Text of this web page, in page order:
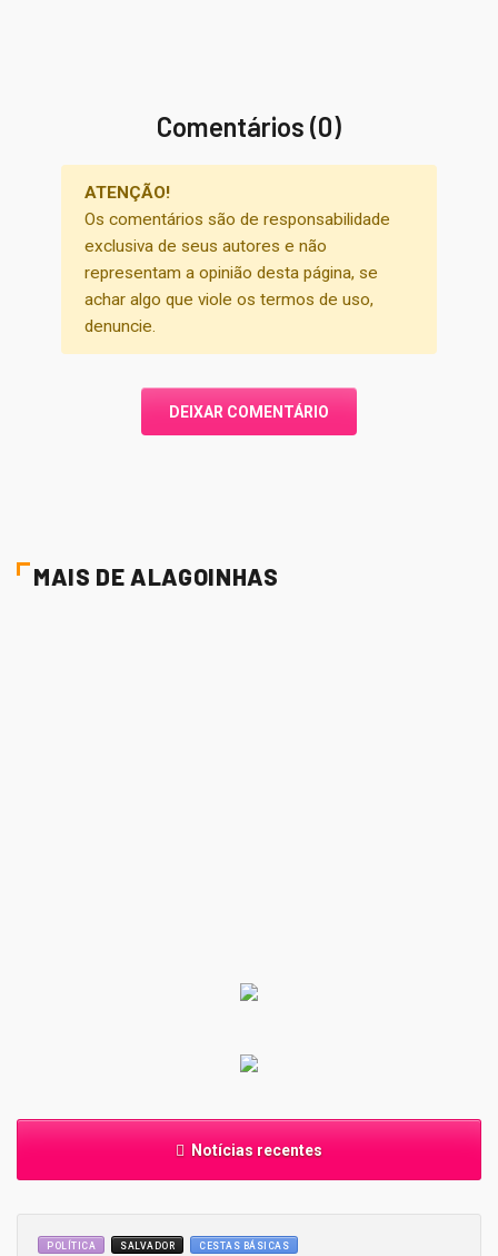
Comentários (0)
ATENÇÃO!
Os comentários são de responsabilidade
exclusiva de seus autores e não
representam a opinião desta página, se
achar algo que viole os termos de uso,
denuncie.
DEIXAR COMENTÁRIO
MAIS DE ALAGOINHAS
Notícias recentes
POLÍTICA SALVADOR CESTAS BÁSICAS